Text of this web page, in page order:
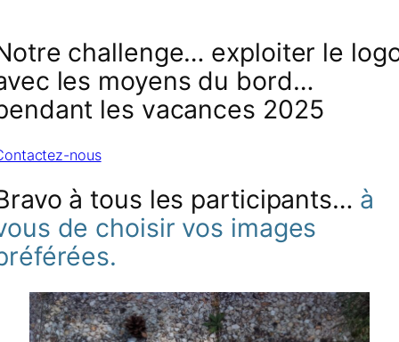
challenge… exploiter le
les moyens du bord…
les vacances 2025
nous
à tous les participants… à
de choisir vos images